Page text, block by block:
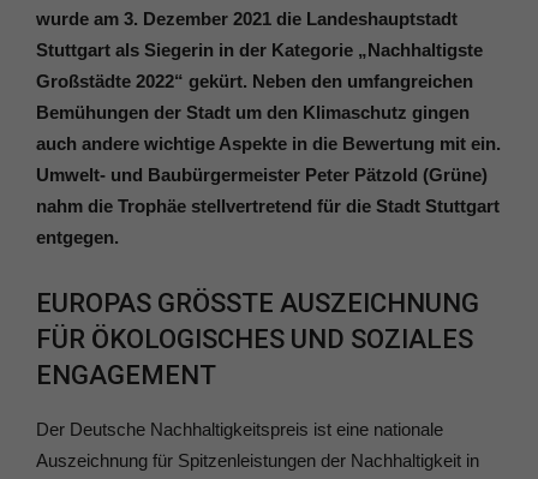
wurde am 3. Dezember 2021 die Landeshauptstadt
Stuttgart als Siegerin in der Kategorie „Nachhaltigste
Großstädte 2022“ gekürt. Neben den umfangreichen
Bemühungen der Stadt um den Klimaschutz gingen
auch andere wichtige Aspekte in die Bewertung mit ein.
Umwelt- und Baubürgermeister Peter Pätzold (Grüne)
nahm die Trophäe stellvertretend für die Stadt Stuttgart
entgegen.
EUROPAS GRÖSSTE AUSZEICHNUNG F
ÜR ÖKOLOGISCHES UND SOZIALES E
NGAGEMENT
Der Deutsche Nachhaltigkeitspreis ist eine nationale
Auszeichnung für Spitzenleistungen der Nachhaltigkeit in